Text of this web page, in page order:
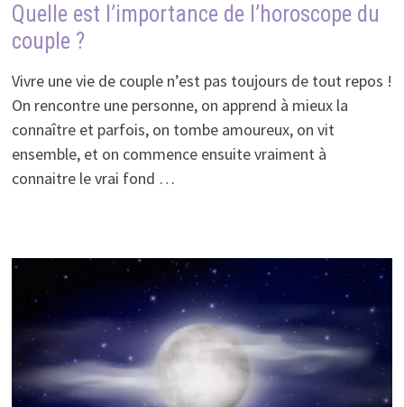
Quelle est l’importance de l’horoscope du
couple ?
Vivre une vie de couple n’est pas toujours de tout repos !
On rencontre une personne, on apprend à mieux la
connaître et parfois, on tombe amoureux, on vit
ensemble, et on commence ensuite vraiment à
connaitre le vrai fond …